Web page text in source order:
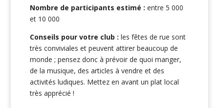
Nombre de participants estimé : entre 5 000
et 10 000
Conseils pour votre club : les fêtes de rue sont
très conviviales et peuvent attirer beaucoup de
monde ; pensez donc à prévoir de quoi manger,
de la musique, des articles à vendre et des
activités ludiques. Mettez en avant un plat local
très apprécié !